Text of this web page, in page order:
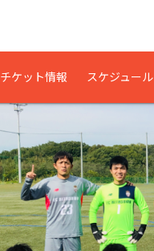
チケット情報 スケジュール